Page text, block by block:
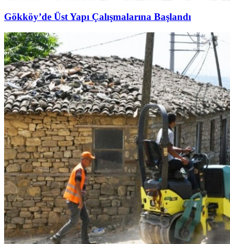
Gökköy’de Üst Yapı Çalışmalarına Başlandı